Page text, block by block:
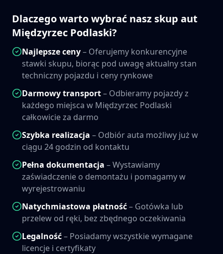
Dlaczego warto wybrać nasz skup aut
Międzyrzec Podlaski?
Najlepsze ceny– Oferujemy konkurencyjne
stawki skupu, biorąc pod uwagę aktualny stan
techniczny pojazdu i ceny rynkowe
Darmowy transport– Odbieramy pojazdy z
każdego miejsca w Międzyrzec Podlaski
całkowicie za darmo
Szybka realizacja – Odbiór auta możliwy już w
ciągu 24 godzin od kontaktu
Pełna dokumentacja – Wystawiamy
zaświadczenie o demontażu i pomagamy w
wyrejestrowaniu
Natychmiastowa płatność– Gotówka lub
przelew od ręki, bez zbędnego oczekiwania
Legalność– Posiadamy wszystkie wymagane
licencje i certyfikaty